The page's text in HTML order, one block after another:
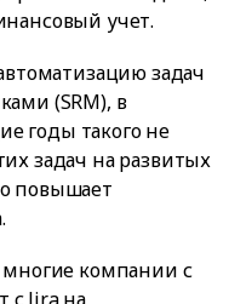
учет.
задач
(SRM), в
годы такого не
задач на развитых
повышает
многие компании с